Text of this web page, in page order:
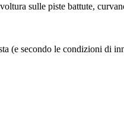
sulle piste battute,
(e secondo le condizioni di